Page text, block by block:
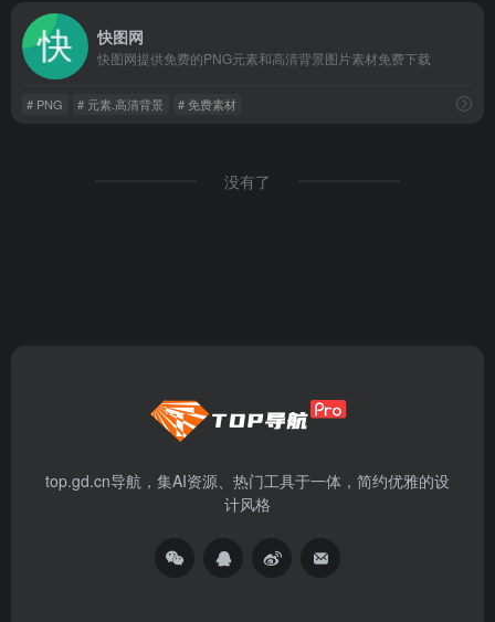
快图网
快图网提供免费的PNG元素和高清背景图片素材免费下载
# PNG # 元素.高清背景 # 免费素材
没有了
top.gd.cn导航，集AI资源、热门工具于一体，简约优雅的设
计风格